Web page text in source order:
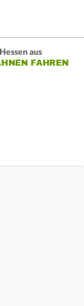
aus
FAHREN